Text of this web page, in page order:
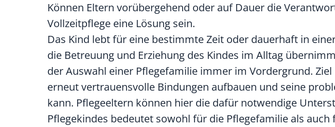
Können Eltern vorübergehend oder auf Dauer die
Vollzeitpflege eine Lösung sein.
Das Kind lebt für eine be­stimm­te Zeit oder dauerhaft in
die Be­treu­ung und Er­ziehung des Kindes im Alltag
der Auswahl einer Pflegefamilie immer im Vordergrund.
erneut vertrauensvolle Bindungen aufbauen und seine
kann. Pflegeeltern können hier die dafür notwendige
Pflegekindes bedeutet sowohl für die Pflegefamilie als